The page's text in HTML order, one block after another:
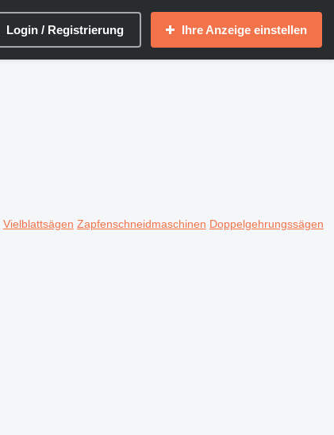
Login / Registrierung Ihre Anzeige einstellen
Vielblattsägen Zapfenschneidmaschinen Doppelgehrungssägen